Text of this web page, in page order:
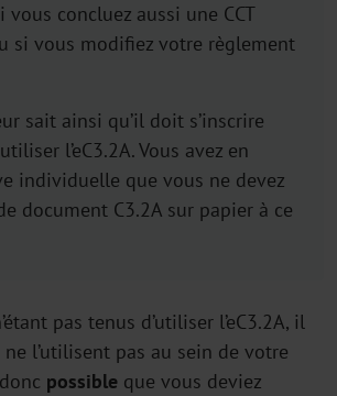
vous concluez aussi une CCT
si vous modifiez votre règlement
sait ainsi qu’il doit s’inscrire
l’eC3.2A. Vous avez en
individuelle que vous ne devez
document C3.2A sur papier à ce
pas tenus d’utiliser l’eC3.2A, il
l’utilisent pas au sein de votre
possible que vous deviez